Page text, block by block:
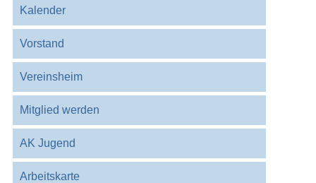
Kalender
Vorstand
Vereinsheim
Mitglied werden
AK Jugend
Arbeitskarte